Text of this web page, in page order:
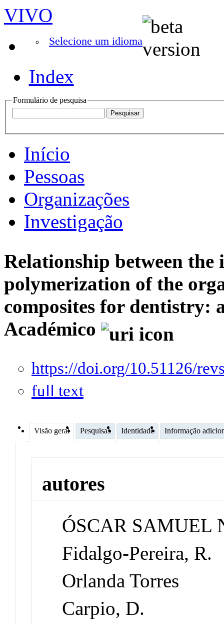
VIVO
Selecione um idioma
Index
Formulário de pesquisa
Início
Pessoas
Organizações
Investigação
Relationship between
polymerization of the
composites for dentistry:
Académico
https://doi.org/10.51126/
full text
Visão geral Pesquisas Identidade Informação
autores
ÓSCAR SAMUEL
Fidalgo-Pereira, R.
Orlanda Torres
Carpio, D.